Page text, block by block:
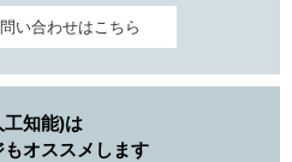
い合わせはこちら
工知能)は
オススメします